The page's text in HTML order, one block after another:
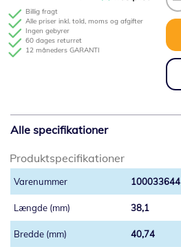
Billig fragt
Alle priser inkl. told, moms og afgifter
Ingen gebyrer
60 dages returret
12 måneders GARANTI
Alle specifikationer
Produktspecifikationer
100033644
38,1
40,74